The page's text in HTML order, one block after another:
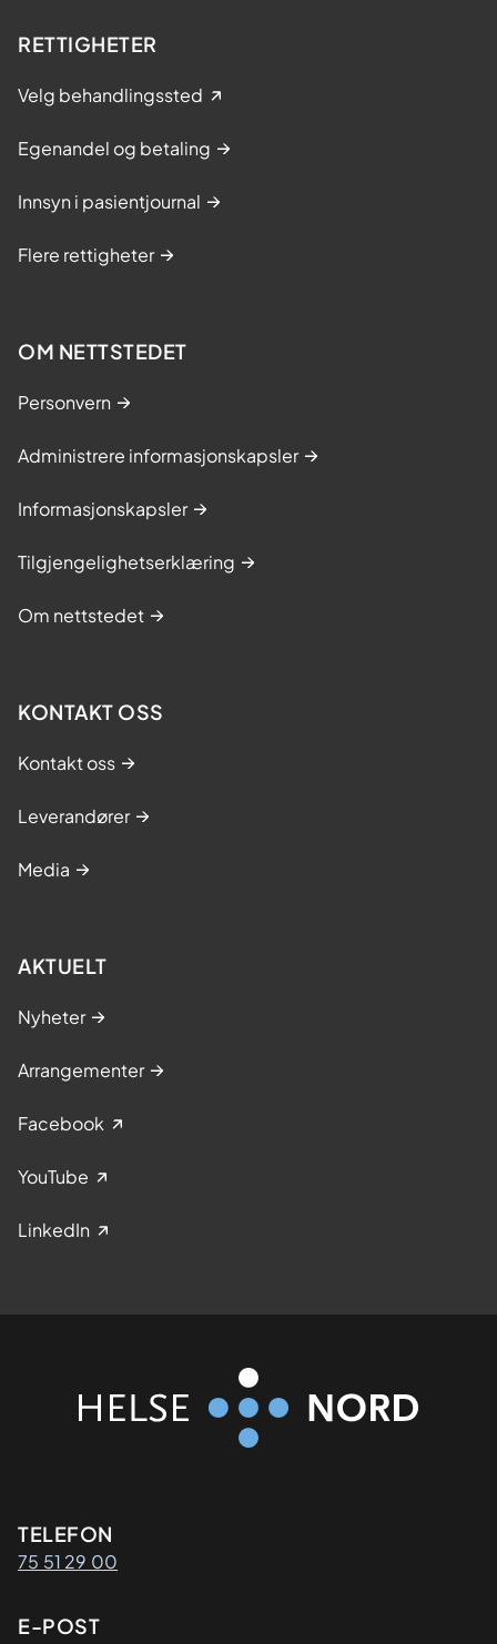
RETTIGHETER
Velg behandlingssted
Egenandel og betaling
Innsyn i pasientjournal
Flere rettigheter
OM NETTSTEDET
Personvern
Administrere informasjonskapsler
Informasjonskapsler
Tilgjengelighetserklæring
Om nettstedet
KONTAKT OSS
Kontakt oss
Leverandører
Media
AKTUELT
Nyheter
Arrangementer
Facebook
YouTube
LinkedIn
Kontaktinformasjon
TELEFON
75 51 29 00
E-POST